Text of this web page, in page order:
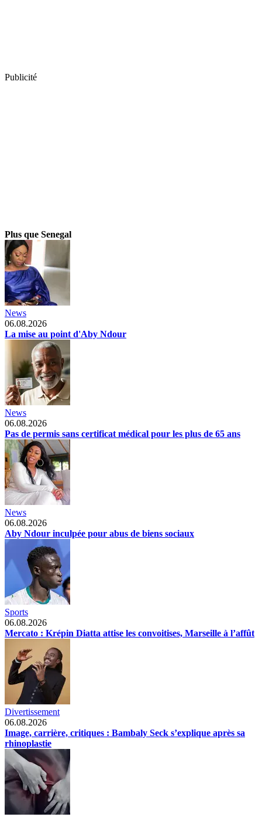
Publicité
Plus que Senegal
News
06.08.2026
La mise au point d'Aby Ndour
News
06.08.2026
Pas de permis sans certificat médical pour les plus de 65 ans
News
06.08.2026
Aby Ndour inculpée pour abus de biens sociaux
Sports
06.08.2026
Mercato : Krépin Diatta attise les convoitises, Marseille à l’affût
Divertissement
06.08.2026
Image, carrière, critiques : Bambaly Seck s’explique après sa
rhinoplastie